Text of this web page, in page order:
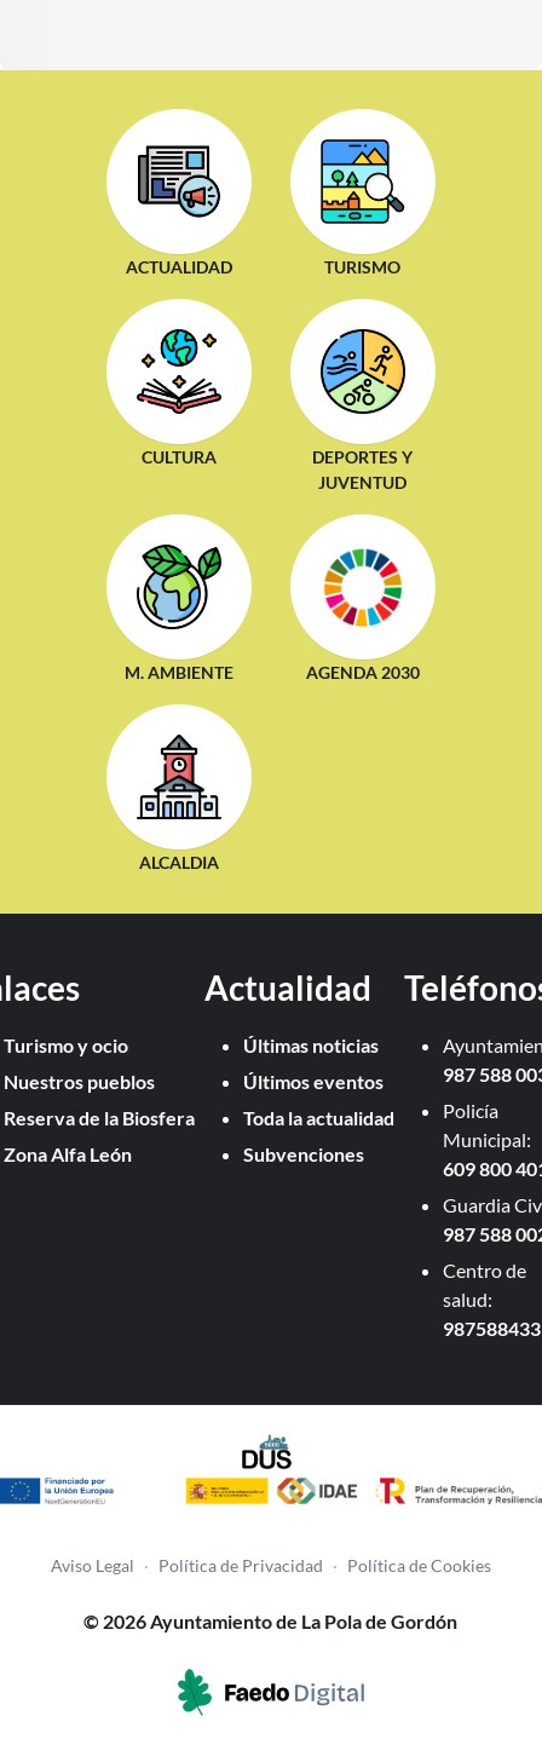
ACTUALIDAD TURISMO
CULTURA
DEPORTES Y
JUVENTUD
M. AMBIENTE AGENDA 2030
ALCALDIA
Turismo y ocio
Nuestros pueblos
Reserva de la Biosfera
Zona Alfa León
Actualidad
Últimas noticias
Últimos eventos
Toda la actualidad
Subvenciones
987 588
Policía
Municipal:
609 800
Guardia
987 588
Centro de
salud:
987588433
Aviso Legal · Política de Privacidad · Política de Cookies
© 2026 Ayuntamiento de La Pola de Gordón